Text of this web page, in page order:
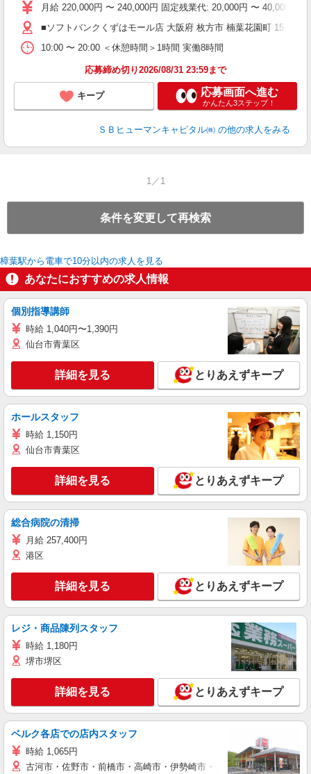
月給 220,000円 〜 240,000円 固定残業代: 20,000円 〜 40,000円
■ソフトバンクくずはモール店 大阪府 枚方市 楠葉花園町 15‐1
10:00 〜 20:00 ＜休憩時間＞1時間 実働8時間
応募締め切り2026/08/31 23:59まで
キープ 応募画面へ進む
かんたん3ステップ！
ＳＢヒューマンキャピタル㈱ の他の求人をみる
1／1
条件を変更して再検索
樟葉駅から電車で10分以内の求人を見る
あなたにおすすめの求人情報
個別指導講師
時給 1,040円〜1,390円
仙台市青葉区
詳細を見る とりあえずキープ
ホールスタッフ
時給 1,150円
仙台市青葉区
詳細を見る とりあえずキープ
総合病院の清掃
月給 257,400円
港区
詳細を見る とりあえずキープ
レジ・商品陳列スタッフ
時給 1,180円
堺市堺区
詳細を見る とりあえずキープ
ベルク各店での店内スタッフ
時給 1,065円
古河市・佐野市・前橋市・高崎市・伊勢崎市・太田市・館林市・藤